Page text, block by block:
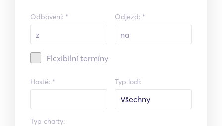
Odbavení: * Odjezd: *
Flexibilní termíny
Hosté: * Typ lodi:
Typ charty: